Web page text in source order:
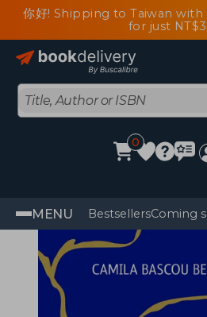
你好! Shipping to Taiwan
for just
0
MENU BestsellersComing